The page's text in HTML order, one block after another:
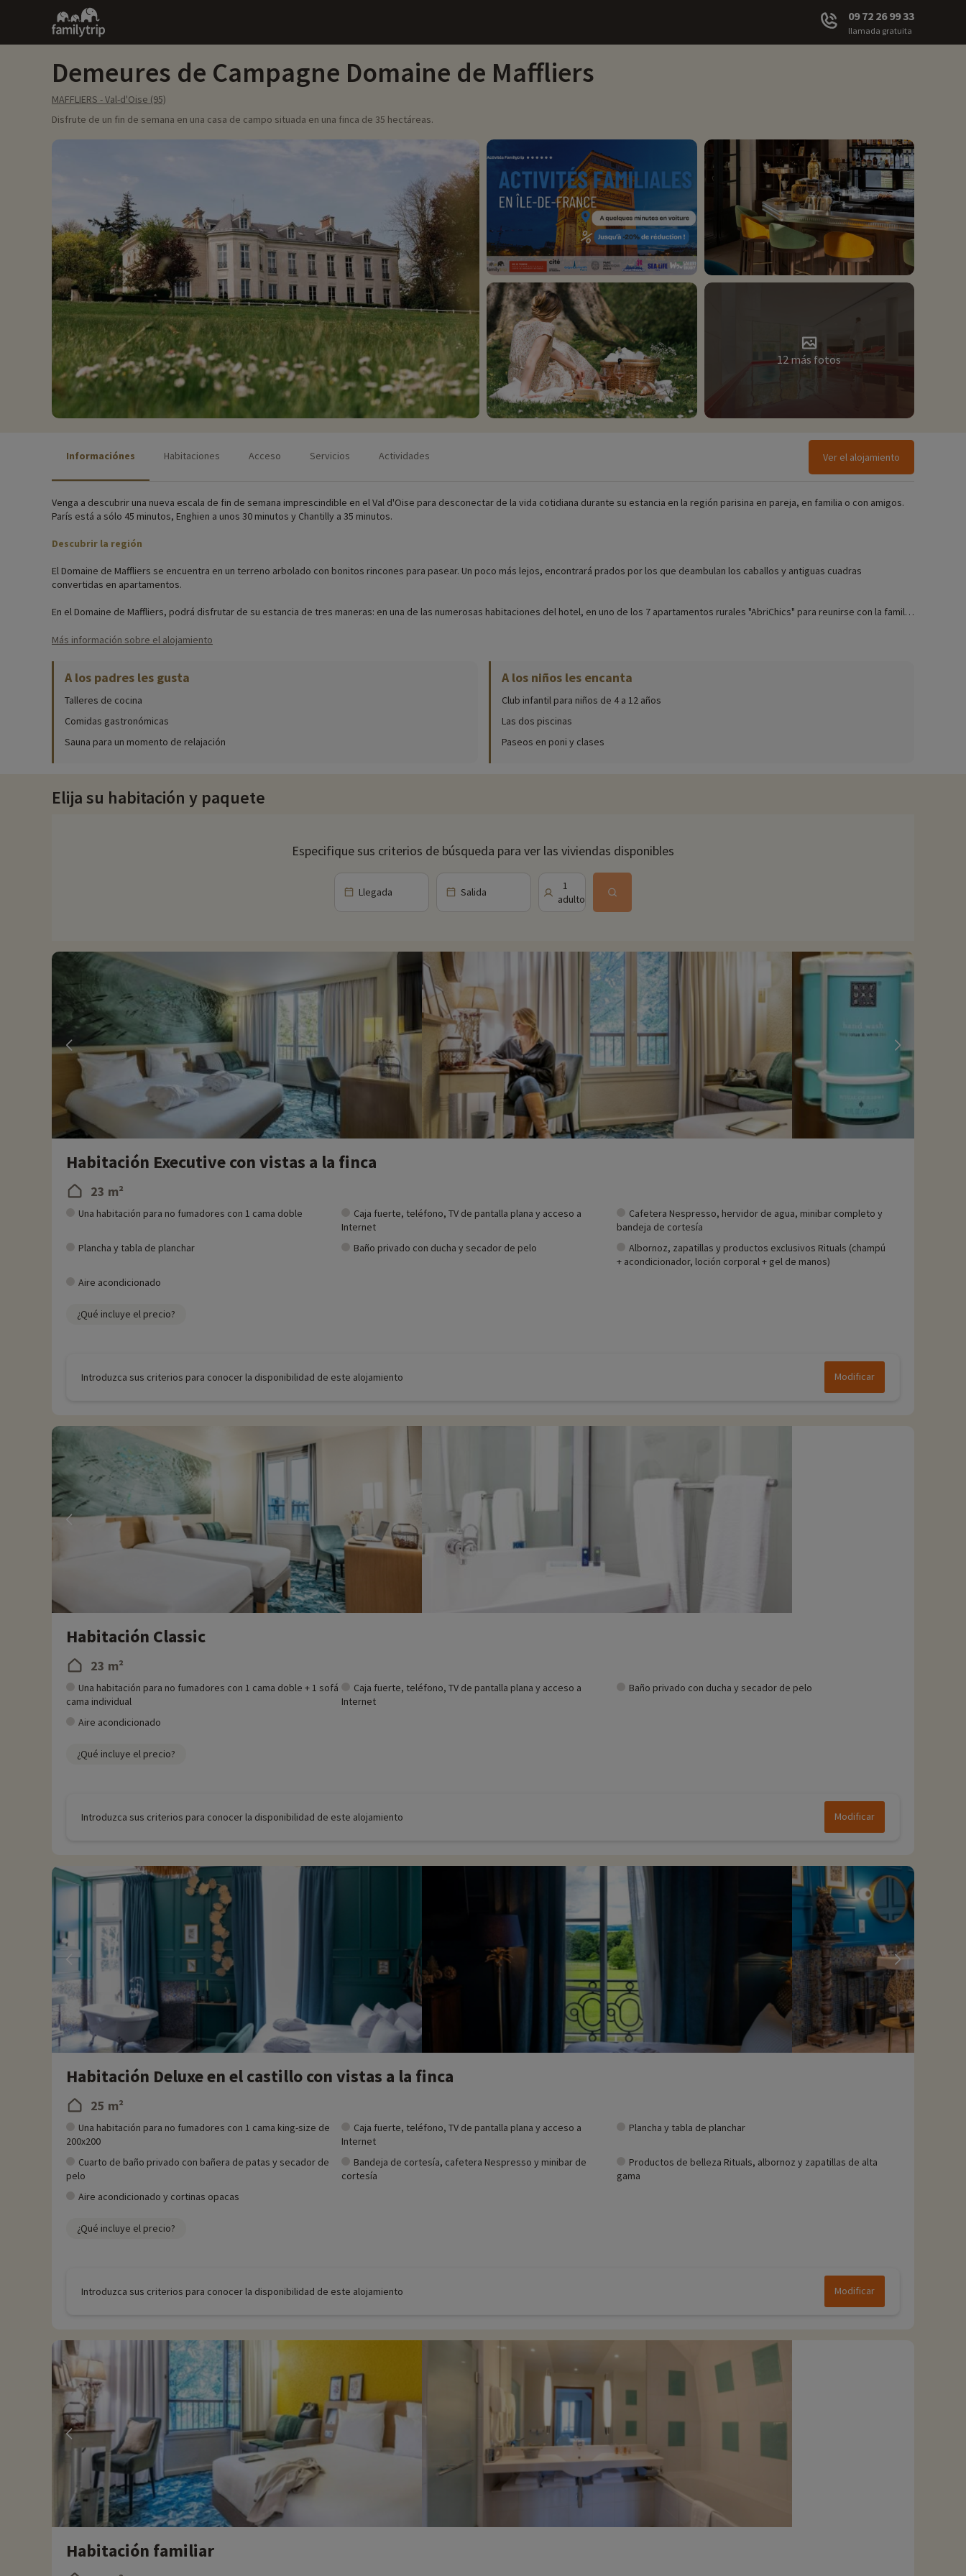
Family
trip
09 72 26 99 33
llamada gratuita
Demeures de Campagne Domaine de Maffliers
MAFFLIERS - Val-d'Oise (95)
Disfrute de un fin de semana en una casa de campo situada en una finca de 35 hectáreas.
12 más fotos
Informaciónes Habitaciones Acceso Servicios Actividades Ver el alojamiento
Venga a descubrir una nueva escala de fin de semana imprescindible en el Val d'Oise para desconectar de la vida cotidiana durante su estancia en la región parisina en pareja, en familia o con amigos.
París está a sólo 45 minutos, Enghien a unos 30 minutos y Chantilly a 35 minutos.
Descubrir la región
El Domaine de Maffliers se encuentra en un terreno arbolado con bonitos rincones para pasear. Un poco más lejos, encontrará prados por los que deambulan los caballos y antiguas cuadras
convertidas en apartamentos.
En el Domaine de Maffliers, podrá disfrutar de su estancia de tres maneras: en una de las numerosas habitaciones del hotel, en uno de los 7 apartamentos rurales "AbriChics" para reunirse con la familia
Para obtener información detallada sobre las actividades disponibles in situ (fechas de apertura, edades de los clubes, contenido de los paquetes para bebés, etc.),
Hay varias zonas de baño en el recinto: la piscina al aire libre en el centro del parque y la piscina cubierta, de la que puede disfrutar todo el año. La piscina cubierta incluye una sauna y un pasillo para
nadar. Ambas piscinas están climatizadas para su comodidad, sea cual sea la estación.
La finca ofrece diversas actividades para usted y sus hijos, como una pista de petanca, una pista de bádminton y un parque infantil donde los niños pueden divertirse con los amigos que han conocido
en el club. Los animadores han elaborado un programa a medida: talleres de naturaleza y manualidades, grandes juegos en el parque... Sus hijos, de 4 a 12 años, serán recibidos todos los fines de
¿Busca algo más relajante? No dude en apuntarse a las sesiones de yoga que se celebran todos los domingos por la mañana. O pruebe un baño de sonido meditativo para relajarse con las relajantes
En la finca hay dos restaurantes: La Brasserie du Château: cocina local en un marco excepcional. La Table d'Augustine, restaurante gastronómico que ofrece una cocina refinada en un marco privilegiado
El Domaine de Maffliers dispone de sus propias caballerizas, situadas al borde del bosque de Montmorency, en un entorno majestuoso y relajante de 35 hectáreas. Descubra los placeres de la
equitación a caballo o en poni, y cuide de los caballos mientras los acicalan.
Para toda la familia, a una hora en coche se encuentra el Parc Astérix, un parque temático con atracciones y espectáculos inspirados en las aventuras de Astérix y Obélix. Descubra el Mer de Sable, otro
parque temático, ideal para los niños, con decorados inspirados en los desiertos y el Oeste americano.
En Familytrip descubrimos cada año nuevas actividades familiares cerca de nuestros alojamientos: zoo, acuario, etc. Si ya hemos negociado actividades, se pueden reservar con descuento
directamente en línea después de haber elegido su alojamiento, ¡y puede descubrirlas
haciendo clic aquí!
Para más información
- Se aceptan mascotas, con coste adicional
- Personas con movilidad reducida, deben ir acompañadas
- Etiqueta Llave Verde
Más información sobre el alojamiento
A los padres les gusta
Talleres de cocina
Comidas gastronómicas
Sauna para un momento de relajación
A los niños les encanta
Club infantil para niños de 4 a 12 años
Las dos piscinas
Paseos en poni y clases
Elija su habitación y paquete
Especifique sus criterios de búsqueda para ver las viviendas disponibles
Llegada Salida 1
Habitación Executive con vistas a la finca
23 m²
Una habitación para no fumadores con 1 cama doble
Caja fuerte, teléfono, TV de pantalla plana y acceso a
Internet
Cafetera Nespresso, hervidor de agua, minibar completo y
bandeja de cortesía
Plancha y tabla de planchar
Baño privado con ducha y secador de pelo
Albornoz, zapatillas y productos exclusivos Rituals (champú
+ acondicionador, loción corporal + gel de manos)
Aire acondicionado
¿Qué incluye el precio?
Introduzca sus criterios para conocer la disponibilidad de este alojamiento Modificar
Habitación Classic
23 m²
Una habitación para no fumadores con 1 cama doble + 1 sofá
cama individual
Caja fuerte, teléfono, TV de pantalla plana y acceso a
Internet
Baño privado con ducha y secador de pelo
Aire acondicionado
¿Qué incluye el precio?
Introduzca sus criterios para conocer la disponibilidad de este alojamiento Modificar
Habitación Deluxe en el castillo con vistas a la finca
25 m²
Una habitación para no fumadores con 1 cama king-size de
200x200
Caja fuerte, teléfono, TV de pantalla plana y acceso a
Internet
Plancha y tabla de planchar
Cuarto de baño privado con bañera de patas y secador de
pelo
Bandeja de cortesía, cafetera Nespresso y minibar de
cortesía
Productos de belleza Rituals, albornoz y zapatillas de alta
gama
Aire acondicionado y cortinas opacas
¿Qué incluye el precio?
Introduzca sus criterios para conocer la disponibilidad de este alojamiento Modificar
Habitación familiar